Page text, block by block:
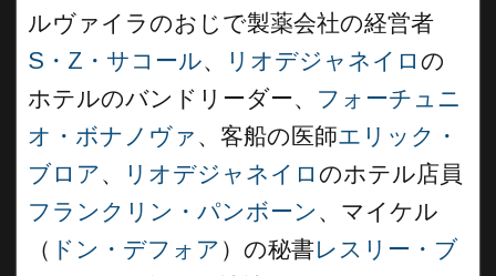
ルヴァイラのおじで製薬会社の経営者
S・Z・サコール、 リオデジャネイロ の
ホテルのバンドリーダー、 フォーチュニ
オ・ボナノヴァ 、客船の医師エリック・
ブロア、 リオデジャネイロ のホテル店員
フランクリン・パンボーン 、マイケル
（ ドン・デフォア ）の秘書レスリー・ブ